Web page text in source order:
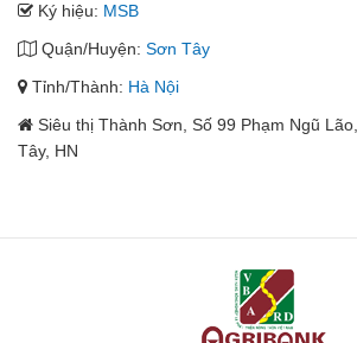
Ký hiệu: MSB
Quận/Huyện: Sơn Tây
Tỉnh/Thành: Hà Nội
Siêu thị Thành Sơn, Số 99 Phạm Ngũ
Tây, HN